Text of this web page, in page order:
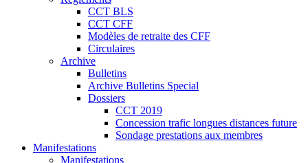
CCT BLS
CCT CFF
Modèles de retraite des CFF
Circulaires
Archive
Bulletins
Archive Bulletins Special
Dossiers
CCT 2019
Concession trafic longues distances future
Sondage prestations aux membres
Manifestations
Manifestations